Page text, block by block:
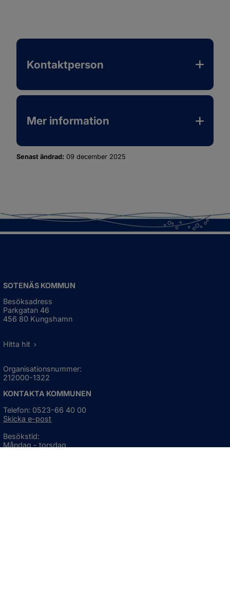
Kontaktperson
Mer information
Senast ändrad: 09 december 2025
SOTENÄS KOMMUN
Besöksadress
Parkgatan 46
456 80 Kungshamn
Hitta hit
Organisationsnummer:
212000-1322
KONTAKTA KOMMUNEN
Telefon: 0523-66 40 00
Skicka e-post
Besökstid:
Måndag - torsdag